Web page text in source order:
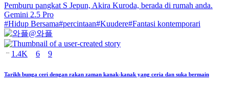
Pemburu pangkat S Jepun, Akira Kuroda, berada di rumah anda.
Gemini 2.5 Pro
#Hidup Bersama#percintaan#Kuudere#Fantasi kontemporari
@와플
1.4K 6 9
Tarikh bunga ceri dengan rakan zaman kanak-kanak yang ceria dan suka bermain